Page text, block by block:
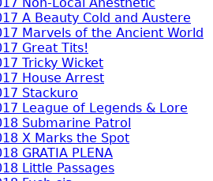
A Beauty Cold and Austere
Marvels of the Ancient World
Great Tits!
Tricky Wicket
House Arrest
Stackuro
League of Legends & Lore
Submarine Patrol
X Marks the Spot
GRATIA PLENA
Little Passages